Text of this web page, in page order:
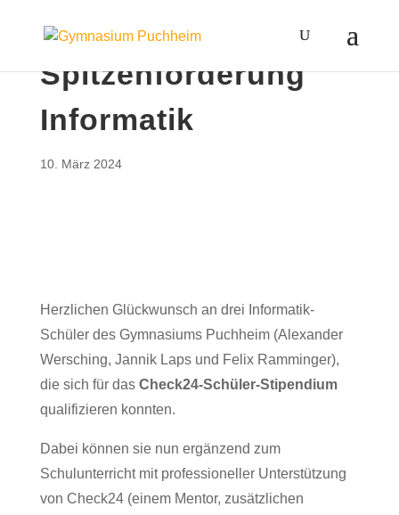
Spitzenförderung
Informatik
10. März 2024
Herzlichen Glückwunsch an drei Informatik-
Schüler des Gymnasiums Puchheim (Alexander
Wersching, Jannik Laps und Felix Ramminger),
die sich für das Check24-Schüler-Stipendium
qualifizieren konnten.
Dabei können sie nun ergänzend zum
Schulunterricht mit professioneller Unterstützung
von Check24 (einem Mentor, zusätzlichen